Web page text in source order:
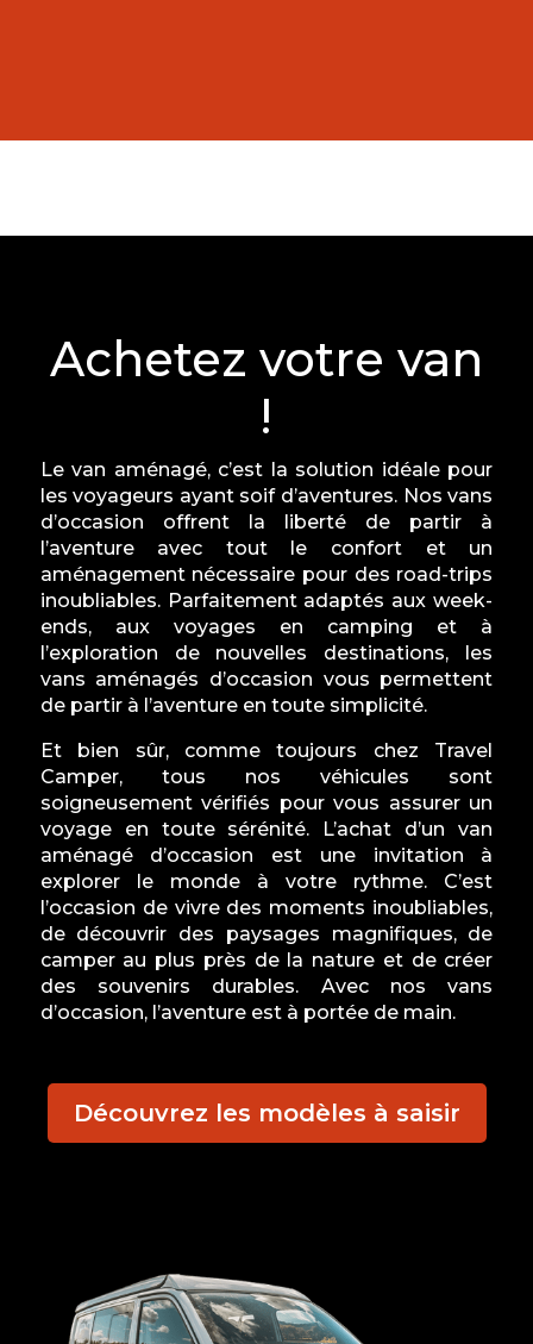
Achetez votre van
!
Le van aménagé, c’est la solution idéale pour
les voyageurs ayant soif d’aventures. Nos vans
d’occasion offrent la liberté de partir à
l’aventure avec tout le confort et un
aménagement nécessaire pour des road-trips
inoubliables. Parfaitement adaptés aux week-
ends, aux voyages en camping et à
l’exploration de nouvelles destinations, les
vans aménagés d’occasion vous permettent
de partir à l’aventure en toute simplicité.
Et bien sûr, comme toujours chez Travel
Camper, tous nos véhicules sont
soigneusement vérifiés pour vous assurer un
voyage en toute sérénité. L’achat d’un van
aménagé d’occasion est une invitation à
explorer le monde à votre rythme. C’est
l’occasion de vivre des moments inoubliables,
de découvrir des paysages magnifiques, de
camper au plus près de la nature et de créer
des souvenirs durables. Avec nos vans
d’occasion, l’aventure est à portée de main.
Découvrez les modèles à saisir